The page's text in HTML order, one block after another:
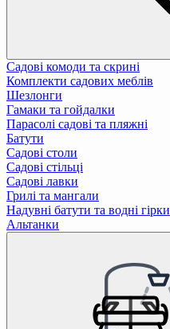
Садові комоди та скрині
Комплекти садових меблів
Шезлонги
Гамаки та гойдалки
Парасолі садові та пляжні
Батути
Садові столи
Садові стільці
Садові лавки
Грилі та мангали
Надувні батути та водні гірки
Альтанки